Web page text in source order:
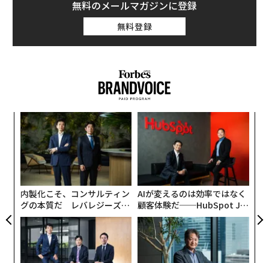
無料のメールマガジンに登録
無料登録
内製化こそ、コンサルティン
グの本質だ レバレジーズが
実践する、次世代ファームの
全貌
AIが変えるのは効率ではなく
顧客体験だ──HubSpot Ja
panが語る「Grow Better」
な組織のつくり方